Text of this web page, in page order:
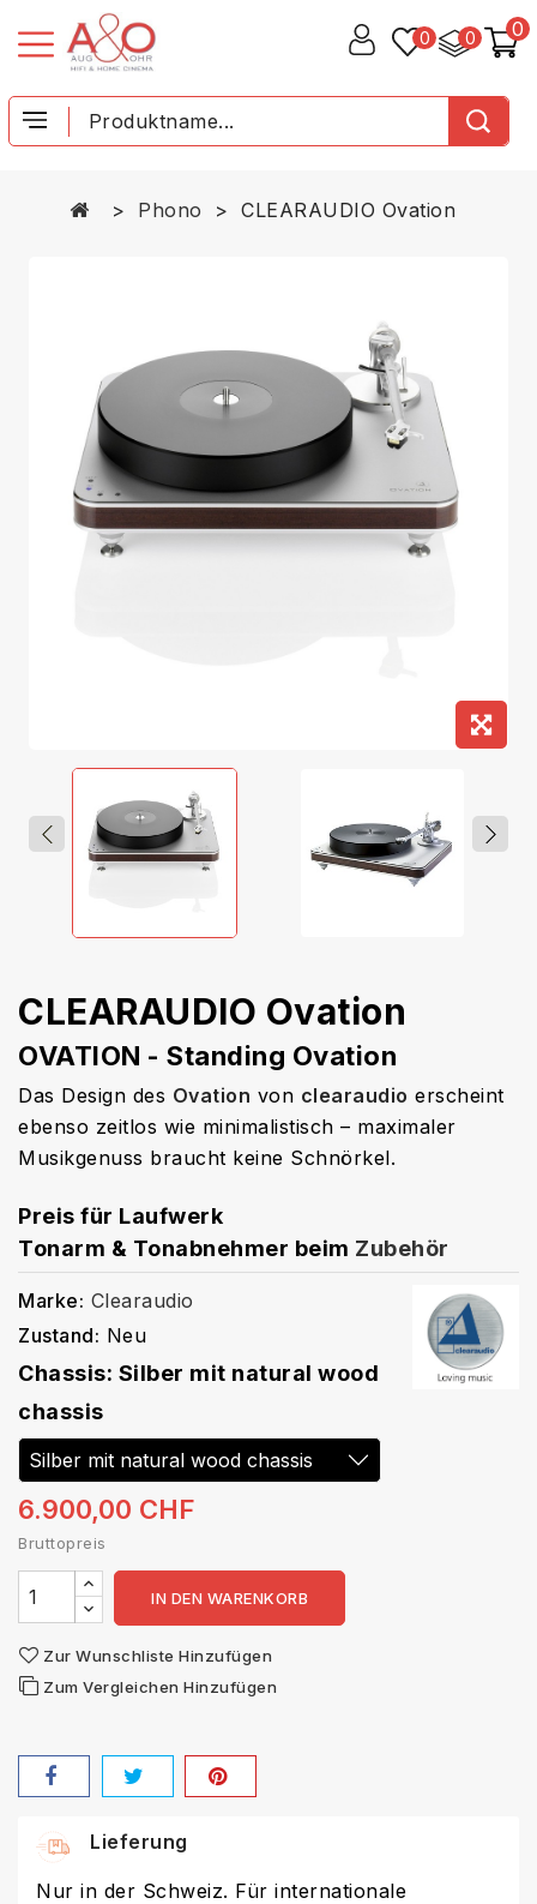
0
0
0
Phono CLEARAUDIO Ovation
CLEARAUDIO Ovation
OVATION - Standing Ovation
Das Design des Ovation von clearaudio erscheint
ebenso zeitlos wie minimalistisch – maximaler
Musikgenuss braucht keine Schnörkel.
Preis für Laufwerk
Tonarm & Tonabnehmer beim Zubehör
Marke: Clearaudio
Zustand: Neu
Chassis: Silber mit natural wood
chassis
6.900,00 CHF
Bruttopreis
IN DEN WARENKORB
Zur Wunschliste Hinzufügen
Zum Vergleichen Hinzufügen
Lieferung
Nur in der Schweiz. Für internationale